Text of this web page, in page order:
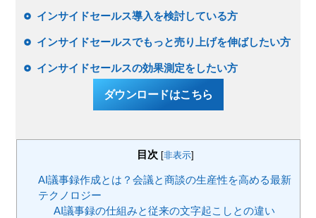
インサイドセールス導入を検討している方
インサイドセールスでもっと売り上げを伸ばしたい方
インサイドセールスの効果測定をしたい方
ダウンロードはこちら
目次 [非表示]
AI議事録作成とは？会議と商談の生産性を高める最新
テクノロジー
AI議事録の仕組みと従来の文字起こしとの違い